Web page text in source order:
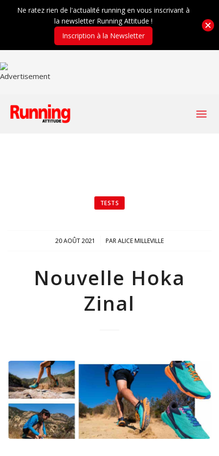
TESTS
20 AOÛT 2021
/ PARALICE MILLEVILLE
Nouvelle Hoka
Zinal
Ne ratez rien de l'actualité running en vous inscrivant à
la newsletter Running Attitude !
Inscription à la Newsletter